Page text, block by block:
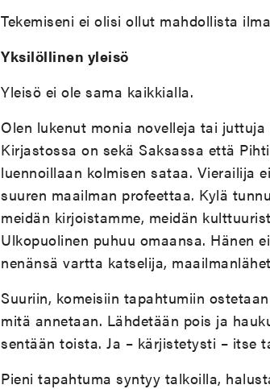
Tekemiseni ei olisi ollut mahdollista
Yksilöllinen yleisö
Yleisö ei ole sama kaikkialla.
Olen lukenut monia novelleja tai
Kirjastossa on sekä Saksassa että
luennoillaan kolmisen sataa. Vierailija
suuren maailman profeettaa. Kylä
meidän kirjoistamme, meidän
Ulkopuolinen puhuu omaansa. Hänen
nenänsä vartta katselija,
Suuriin, komeisiin tapahtumiin
mitä annetaan. Lähdetään pois ja
sentään toista. Ja – kärjistetysti – itse
Pieni tapahtuma syntyy talkoilla,